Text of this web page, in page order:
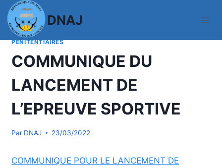
Aller
au
contenu
DNAJ
ACTUALITES
PENITENTIAIRES
COMMUNIQUE DU
LANCEMENT DE
L’EPREUVE SPORTIVE
Par DNAJ 23/03/2022
COMMUNIQUE POUR LE LANCEMENT DE